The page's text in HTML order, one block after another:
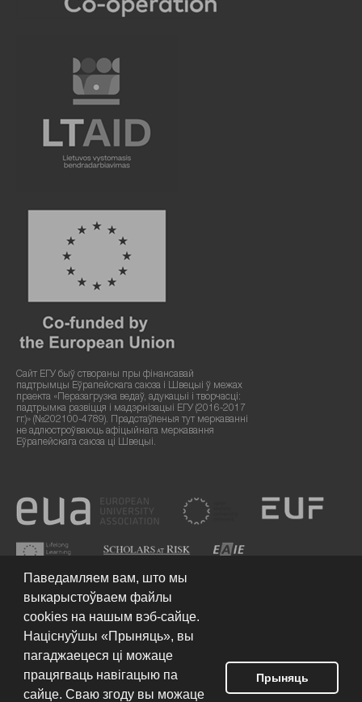
Сайт ЕГУ быў створаны пры фінансавай
падтрымцы Еўрапейскага саюза і Швецыі ў межах
праекта «Перазагрузка ведаў, адукацыі і творчасці:
падтрымка развіцця і мадэрнізацыі ЕГУ (2016-2017
гг.)» (№202100-4789). Прадстаўленыя тут меркаванні
не адлюстроўваюць афіцыйнага меркавання
Еўрапейскага саюза ці Швецыі.
Умовы выкарыстання сайта © 2026 Еўрапейскі гуманітарны
ўніверсітэт
Паведамляем вам, што мы
выкарыстоўваем файлы
cookies на нашым вэб-сайце.
Націснуўшы «Прыняць», вы
пагаджаецеся ці можаце
працягваць навігацыю па
сайце. Сваю згоду вы можаце
Прыняць